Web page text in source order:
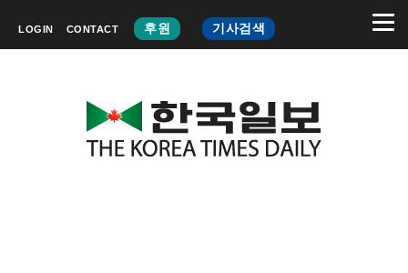
LOGIN CONTACT 후원 기사검색